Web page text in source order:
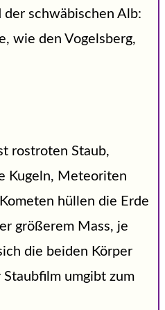
der schwäbischen Alb:
wie den Vogelsberg,
rostroten Staub,
Kugeln, Meteoriten
hüllen die Erde
größerem Mass, je
die beiden Körper
Staubfilm umgibt zum